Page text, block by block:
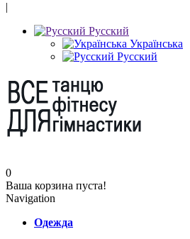
|
Русский
Українська
Русский
0
Ваша корзина пуста!
Navigation
Одежда